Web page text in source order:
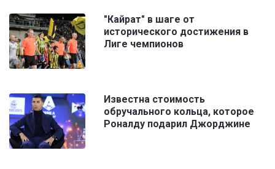
"Кайрат" в шаге от
исторического достижения в
Лиге чемпионов
Известна стоимость
обручального кольца, которое
Роналду подарил Джорджине